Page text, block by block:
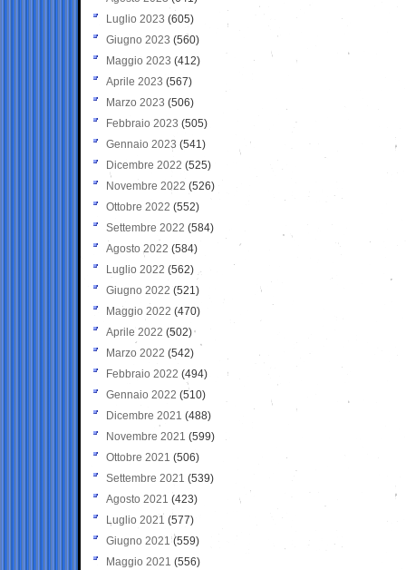
Luglio 2023 (605)
Giugno 2023 (560)
Maggio 2023 (412)
Aprile 2023 (567)
Marzo 2023 (506)
Febbraio 2023 (505)
Gennaio 2023 (541)
Dicembre 2022 (525)
Novembre 2022 (526)
Ottobre 2022 (552)
Settembre 2022 (584)
Agosto 2022 (584)
Luglio 2022 (562)
Giugno 2022 (521)
Maggio 2022 (470)
Aprile 2022 (502)
Marzo 2022 (542)
Febbraio 2022 (494)
Gennaio 2022 (510)
Dicembre 2021 (488)
Novembre 2021 (599)
Ottobre 2021 (506)
Settembre 2021 (539)
Agosto 2021 (423)
Luglio 2021 (577)
Giugno 2021(559)
Maggio 2021 (556)